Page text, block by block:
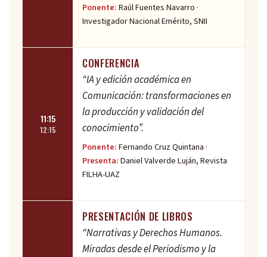
Ponente:Raúl Fuentes Navarro ·
Investigador Nacional Emérito, SNII
11:15
12:15
CONFERENCIA
“IA y edición académica en
Comunicación: transformaciones en
la producción y validación del
conocimiento”.
Ponente:Fernando Cruz Quintana ·
Presenta:Daniel Valverde Luján, Revista
FILHA-UAZ
PRESENTACIÓN DE LIBROS
“Narrativas y Derechos Humanos.
Miradas desde el Periodismo y la